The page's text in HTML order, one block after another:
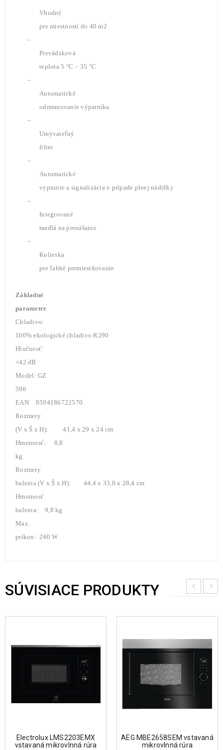
Vhodný
pre miestnosti do 40 m2
–
Prevádzková
teplota 5 °C – 35 °C
–
Automatické
odmrazovanie výparníka
–
Umývateľný
filter
–
Automatické
vypnutie a signalizácia v prípade plnej nádržky
–
Integrované
madlá na prenášanie
–
Kolieska
pre ľahké premiestňovanie
Základné
parametre
Chladivo:
100% ekologické chladivo R290
Hlučnosť:
<42 dB
Model: GZ
596
EAN: 8594186722570
Rozmery
(V x Š x H): 41,4 x 29 x 24 cm
Hmotnosť: 8,8
kg
Rozmery
balenia (V x Š x H): 44,4 x 33,0 x 28,4 cm
Hmotnosť
balenia: 9,8 kg
Max.
príkon: 260 W
SÚVISIACE PRODUKTY
Electrolux LMS2203EMX
vstavaná mikrovlnná rúra
AEG MBE2658SEM vstavaná
mikrovlnná rúra